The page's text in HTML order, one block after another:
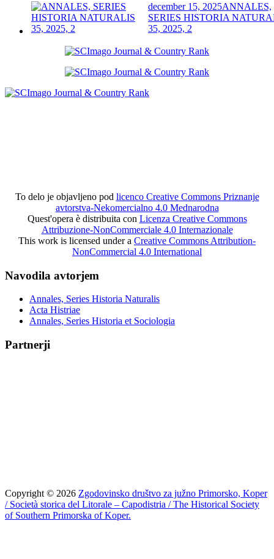
december 15, 2025ANNALES,
SERIES HISTORIA
35, 2025, 2
To delo je objavljeno pod licenco Creative Commons Priznanje
avtorstva-Nekomercialno 4.0 Mednarodna
Quest'opera è distribuita con Licenza Creative Commons
Attribuzione-NonCommerciale 4.0 Internazionale
This work is licensed under a Creative Commons Attribution-
NonCommercial 4.0 International
Navodila avtorjem
Annales, Series Historia Naturalis
Acta Histriae
Annales, Series Historia et Sociologia
Partnerji
Copyright © 2026 Zgodovinsko društvo za južno Primorsko, Koper
/ Società storica del Litorale – Capodistria / The Historical Society
of Southern Primorska of Koper.